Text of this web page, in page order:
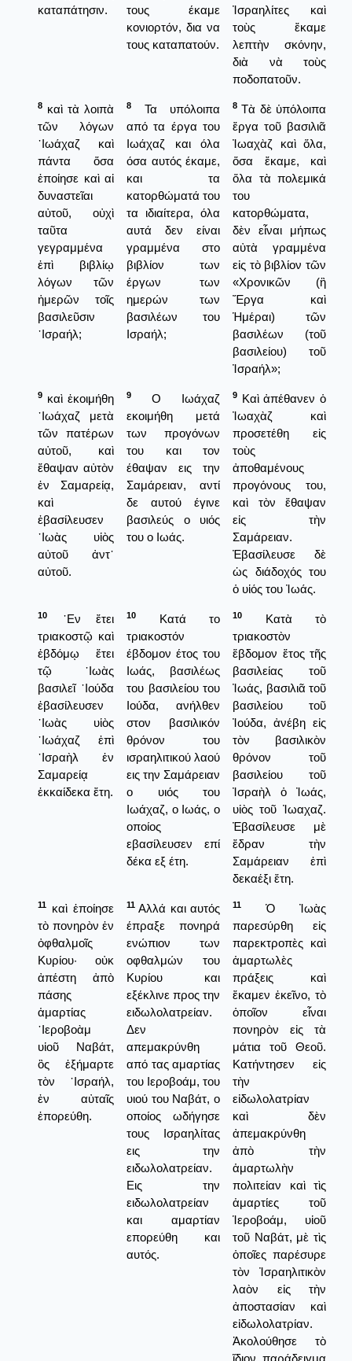
καταπάτησιν.
τους έκαμε
κονιορτόν, δια να
τους καταπατούν.
Ἰσραηλίτες καὶ
τοὺς ἔκαμε
λεπτὴν σκόνην,
διὰ νὰ τοὺς
ποδοπατοῦν.
8 καὶ τὰ λοιπὰ
τῶν λόγων
᾿Ιωάχαζ καὶ
πάντα ὅσα
ἐποίησε καὶ αἱ
δυναστεῖαι
αὐτοῦ, οὐχὶ
ταῦτα
γεγραμμένα
ἐπὶ βιβλίῳ
λόγων τῶν
ἡμερῶν τοῖς
βασιλεῦσιν
᾿Ισραήλ;
8
Τα υπόλοιπα
από τα έργα του
Ιωάχαζ και όλα
όσα αυτός έκαμε,
και τα
κατορθώματά του
τα ιδιαίτερα, όλα
αυτά δεν είναι
γραμμένα στο
βιβλίον των
έργων των
ημερών των
βασιλέων του
Ισραήλ;
8 Τὰ δὲ ὑπόλοιπα
ἔργα τοῦ βασιλιᾶ
Ἰωαχὰζ καὶ ὅλα,
ὅσα ἔκαμε, καὶ
ὅλα τὰ πολεμικά
του
κατορθώματα,
δὲν εἶναι μήπως
αὐτὰ γραμμένα
εἰς τὸ βιβλίον τῶν
«Χρονικῶν (ἢ
Ἔργα καὶ
Ἡμέραι) τῶν
βασιλέων (τοῦ
βασιλείου) τοῦ
Ἰσραήλ»;
9 καὶ ἐκοιμήθη
᾿Ιωάχαζ μετὰ
τῶν πατέρων
αὐτοῦ, καὶ
ἔθαψαν αὐτὸν
ἐν Σαμαρείᾳ,
καὶ
ἐβασίλευσεν
᾿Ιωὰς υἱὸς
αὐτοῦ ἀντ᾿
αὐτοῦ.
9
Ο Ιωάχαζ
εκοιμήθη μετά
των προγόνων
του και τον
έθαψαν εις την
Σαμάρειαν, αντί
δε αυτού έγινε
βασιλεύς ο υιός
του ο Ιωάς.
9 Καὶ ἀπέθανεν ὁ
Ἰωαχὰζ καὶ
προσετέθη εἰς
τοὺς
ἀποθαμένους
προγόνους του,
καὶ τὸν ἔθαψαν
εἰς τὴν
Σαμάρειαν.
Ἐβασίλευσε δὲ
ὡς διάδοχός του
ὁ υἱός του Ἰωάς.
10
᾿Εν ἔτει
τριακοστῷ καὶ
ἑβδόμῳ ἔτει
τῷ ᾿Ιωὰς
βασιλεῖ ᾿Ιούδα
ἐβασίλευσεν
᾿Ιωὰς υἱὸς
᾿Ιωάχαζ ἐπὶ
᾿Ισραὴλ ἐν
Σαμαρείᾳ
ἑκκαίδεκα ἔτη.
10
Κατά το
τριακοστόν
έβδομον έτος του
Ιωάς, βασιλέως
του βασιλείου του
Ιούδα, ανήλθεν
στον βασιλικόν
θρόνον του
ισραηλιτικού λαού
εις την Σαμάρειαν
ο υιός του
Ιωάχαζ, ο Ιωάς, ο
οποίος
εβασίλευσεν επί
δέκα εξ έτη.
10
Κατὰ τὸ
τριακοστὸν
ἕβδομον ἔτος τῆς
βασιλείας τοῦ
Ἰωάς, βασιλιᾶ τοῦ
βασιλείου τοῦ
Ἰούδα, ἀνέβη εἰς
τὸν βασιλικὸν
θρόνον τοῦ
βασιλείου τοῦ
Ἰσραὴλ ὁ Ἰωάς,
υἱὸς τοῦ Ἰωαχαζ.
Ἐβασίλευσε μὲ
ἔδραν τὴν
Σαμάρειαν ἐπὶ
δεκαέξι ἔτη.
11
καὶ ἐποίησε
τὸ πονηρὸν ἐν
ὀφθαλμοῖς
Κυρίου· οὐκ
ἀπέστη ἀπὸ
πάσης
ἁμαρτίας
῾Ιεροβοὰμ
υἱοῦ Ναβάτ,
ὃς ἐξήμαρτε
τὸν ᾿Ισραήλ,
ἐν αὐταῖς
ἐπορεύθη.
11 Αλλά και αυτός
έπραξε πονηρά
ενώπιον των
οφθαλμών του
Κυρίου και
εξέκλινε προς την
ειδωλολατρείαν.
Δεν
απεμακρύνθη
από τας αμαρτίας
του Ιεροβοάμ, του
υιού του Ναβάτ, ο
οποίος ωδήγησε
τους Ισραηλίτας
εις την
ειδωλολατρείαν.
Εις την
ειδωλολατρείαν
και αμαρτίαν
επορεύθη και
αυτός.
11
Ὁ Ἰωὰς
παρεσύρθη εἰς
παρεκτροπὲς καὶ
ἁμαρτωλὲς
πράξεις καὶ
ἔκαμεν ἐκεῖνο, τὸ
ὁποῖον εἶναι
πονηρὸν εἰς τὰ
μάτια τοῦ Θεοῦ.
Κατήντησεν εἰς
τὴν
εἰδωλολατρίαν
καὶ δὲν
ἀπεμακρύνθη
ἀπὸ τὴν
ἁμαρτωλὴν
πολιτείαν καὶ τὶς
ἁμαρτίες τοῦ
Ἱεροβοάμ, υἱοῦ
τοῦ Ναβάτ, μὲ τὶς
ὁποῖες παρέσυρε
τὸν Ἰσραηλιτικὸν
λαὸν εἰς τὴν
ἀποστασίαν καὶ
εἰδωλολατρίαν.
Ἀκολούθησε τὸ
ἴδιον παράδειγμα